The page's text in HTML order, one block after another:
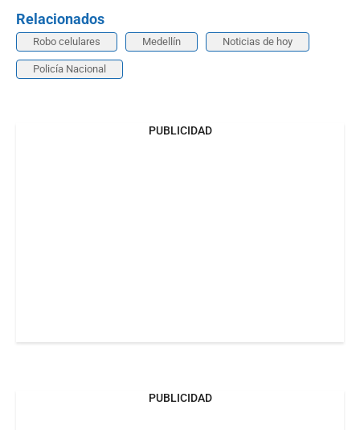
Relacionados
Robo celulares Medellín Noticias de hoy
Policía Nacional
PUBLICIDAD
PUBLICIDAD